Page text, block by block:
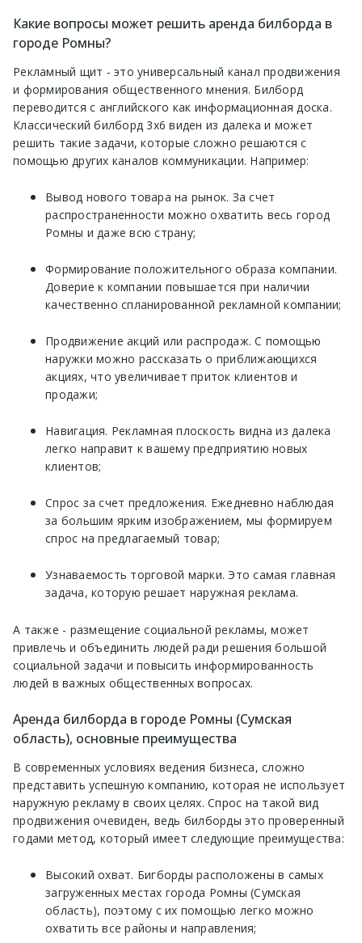
Какие вопросы может решить аренда билборда в
городе Ромны?
Рекламный щит - это универсальный канал продвижения
и формирования общественного мнения. Билборд
переводится с английского как информационная доска.
Классический билборд 3х6 виден из далека и может
решить такие задачи, которые сложно решаются с
помощью других каналов коммуникации. Например:
Вывод нового товара на рынок. За счет
распространенности можно охватить весь город
Ромны и даже всю страну;
Формирование положительного образа компании.
Доверие к компании повышается при наличии
качественно спланированной рекламной компании;
Продвижение акций или распродаж. С помощью
наружки можно рассказать о приближающихся
акциях, что увеличивает приток клиентов и
продажи;
Навигация. Рекламная плоскость видна из далека
легко направит к вашему предприятию новых
клиентов;
Спрос за счет предложения. Ежедневно наблюдая
за большим ярким изображением, мы формируем
спрос на предлагаемый товар;
Узнаваемость торговой марки. Это самая главная
задача, которую решает наружная реклама.
А также - размещение социальной рекламы, может
привлечь и объединить людей ради решения большой
социальной задачи и повысить информированность
людей в важных общественных вопросах.
Аренда билборда в городе Ромны (Сумская
область), основные преимущества
В современных условиях ведения бизнеса, сложно
представить успешную компанию, которая не использует
наружную рекламу в своих целях. Спрос на такой вид
продвижения очевиден, ведь билборды это проверенный
годами метод, который имеет следующие преимущества:
Высокий охват. Бигборды расположены в самых
загруженных местах города Ромны (Сумская
область), поэтому с их помощью легко можно
охватить все районы и направления;